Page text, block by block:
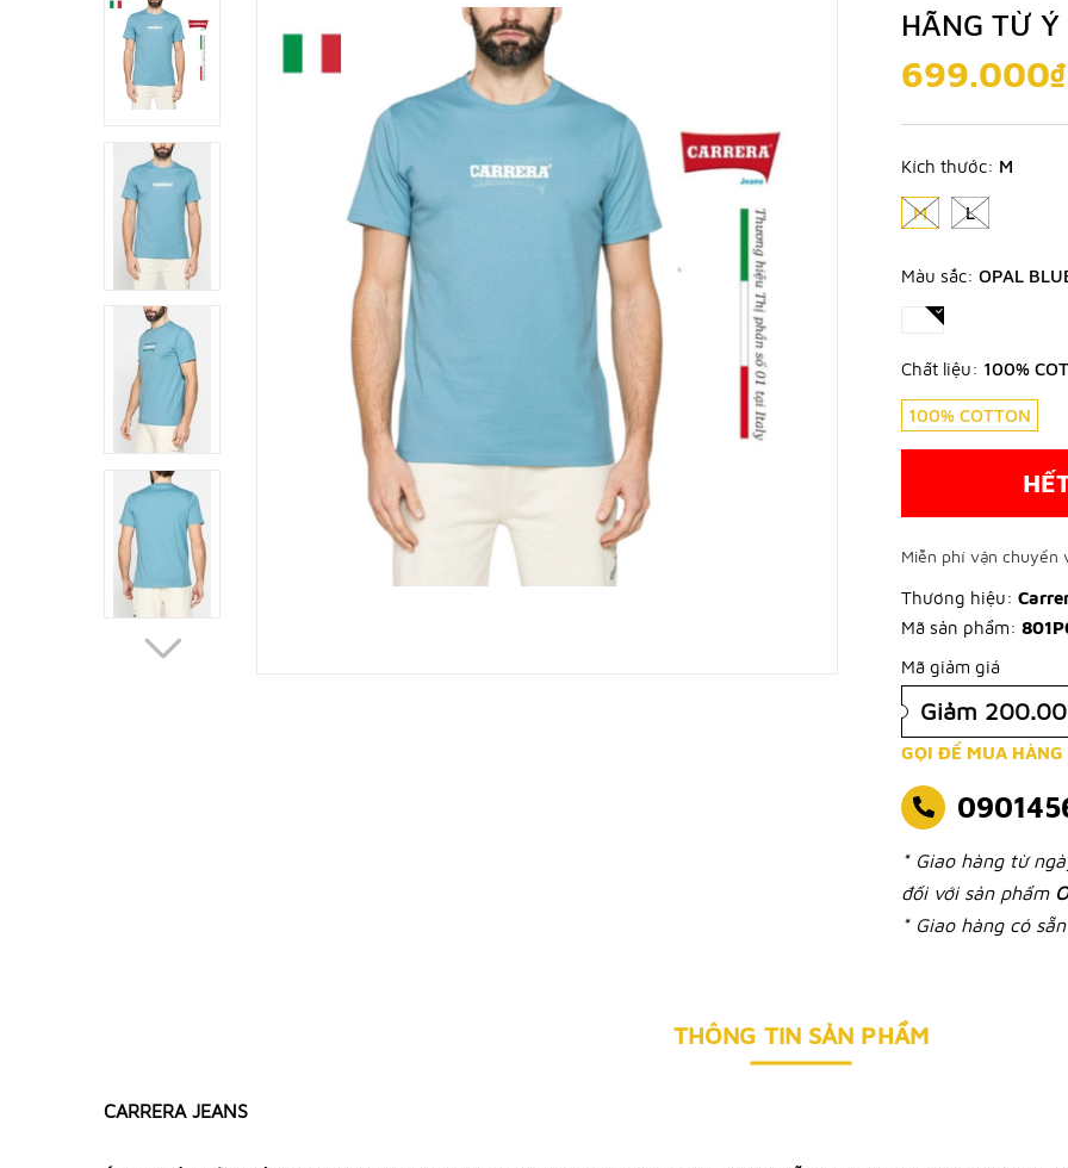
HÃNG TỪ Ý
699.000₫
Kích thước: M
M L
Màu sắc: OPAL
Chất liệu: 100%
100% COTTON
Miễn phí vận chuyển
Thương hiệu:
Mã sản phẩm:
Mã giảm giá
Giảm
GỌI ĐỂ MUA
* Giao hàng từ
đối với sản phẩm
* Giao hàng có
THÔNG TIN SẢN PHẨM
CARRERA JEANS